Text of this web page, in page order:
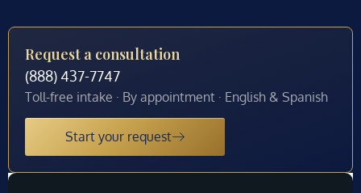
Request a consultation
(888) 437-7747
Toll-free intake · By appointment · English & Spanish
Start your request